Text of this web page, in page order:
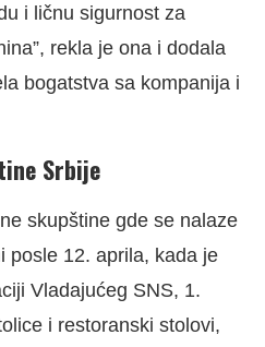
i ličnu sigurnost za
rekla je ona i dodala
bogatstva sa kompanija i
Srbije
skupštine gde se nalaze
posle 12. aprila, kada je
Vladajućeg SNS, 1.
i restoranski stolovi,